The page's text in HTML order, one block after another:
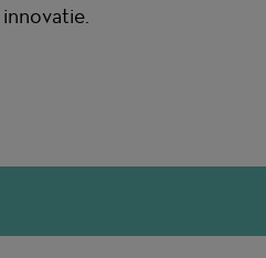
innovatie.